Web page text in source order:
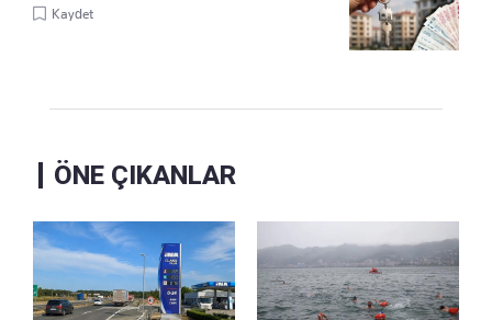
Kaydet
ÖNE ÇIKANLAR